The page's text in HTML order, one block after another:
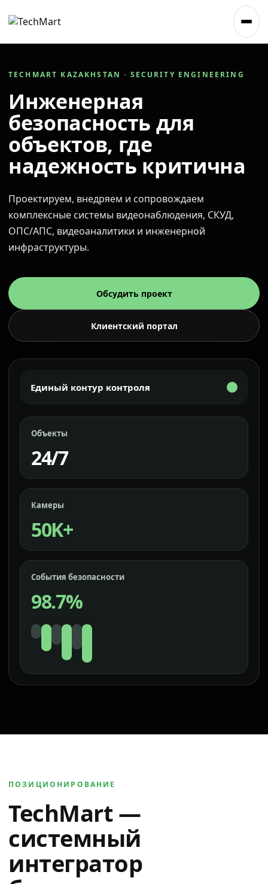
TECHMART KAZAKHSTAN · SECURITY ENGINEERING
Инженерная
безопасность для
объектов, где
надежность критична
Проектируем, внедряем и сопровождаем
комплексные системы видеонаблюдения, СКУД,
ОПС/АПС, видеоаналитики и инженерной
инфраструктуры.
Обсудить проект
Клиентский портал
Единый контур контроля
Объекты
24/7
Камеры
50K+
События безопасности
98.7%
ПОЗИЦИОНИРОВАНИЕ
TechMart —
системный
интегратор